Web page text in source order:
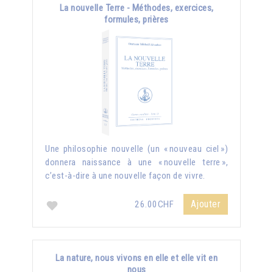
La nouvelle Terre - Méthodes, exercices,
formules, prières
Une philosophie nouvelle (un « nouveau ciel »)
donnera naissance à une « nouvelle terre »,
c’est-à-dire à une nouvelle façon de vivre.
26.00CHF Ajouter
La nature, nous vivons en elle et elle vit en
nous